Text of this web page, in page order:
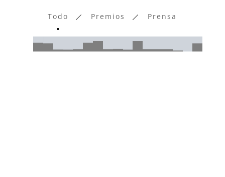
Todo Premios Prensa